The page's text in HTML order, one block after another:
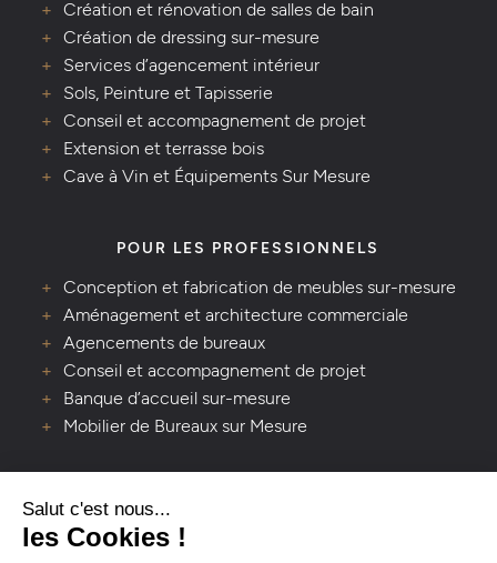
Création et rénovation de salles de bain
Création de dressing sur-mesure
Services d’agencement intérieur
Sols, Peinture et Tapisserie
Conseil et accompagnement de projet
Extension et terrasse bois
Cave à Vin et Équipements Sur Mesure
POUR LES PROFESSIONNELS
Conception et fabrication de meubles sur-mesure
Aménagement et architecture commerciale
Agencements de bureaux
Conseil et accompagnement de projet
Banque d’accueil sur-mesure
Mobilier de Bureaux sur Mesure
Lavaleur - Artisan créateur d’espaces de vie